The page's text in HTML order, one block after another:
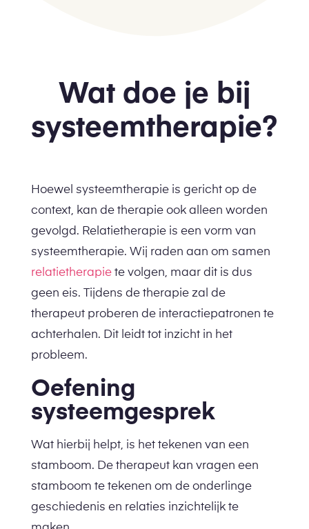
Wat doe je bij
systeemtherapie?
Hoewel systeemtherapie is gericht op de
context, kan de therapie ook alleen worden
gevolgd. Relatietherapieis een vorm van
systeemtherapie. Wij raden aan om samen
relatietherapiete volgen, maar dit is dus
geen eis. Tijdens de therapie zal de
therapeut proberen de interactiepatronen te
achterhalen. Dit leidt tot inzicht in het
probleem.
Oefening
systeemgesprek
Wat hierbij helpt, is het tekenen van een
stamboom. De therapeut kan vragen een
stamboom te tekenen om de onderlinge
geschiedenis en relaties inzichtelijk te